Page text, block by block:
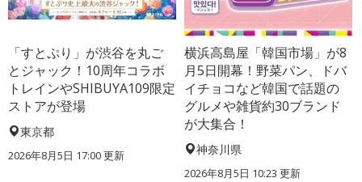
「すとぷり」が渋谷を丸ご
とジャック！10周年コラボ
トレインやSHIBUYA109限定
ストアが登場
東京都
2026年8月5日 17:00更新
横浜高島屋「韓国市場」が8
月5日開幕！野菜パン、ドバ
イチョコなど韓国で話題の
グルメや雑貨約30ブランド
が大集合！
神奈川県
2026年8月5日 10:23 更新